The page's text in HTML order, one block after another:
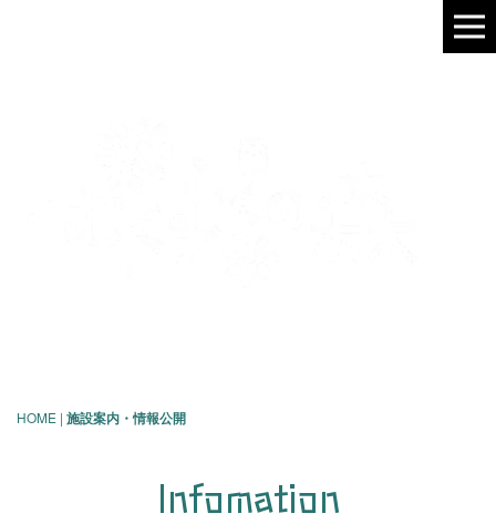
HOME | 施設案内・情報公開
Infomation